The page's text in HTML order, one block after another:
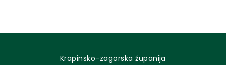
Krapinsko-zagorska županija